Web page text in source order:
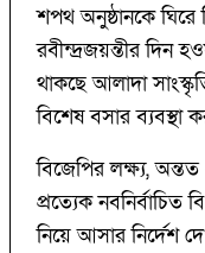
শপথ অনুষ্ঠানকে
রবীন্দ্রজয়ন্তীর দিন
থাকছে আলাদা
বিশেষ বসার ব্যবস্থা
বিজেপির লক্ষ্য,
প্রত্যেক
নিয়ে আসার নির্দেশ